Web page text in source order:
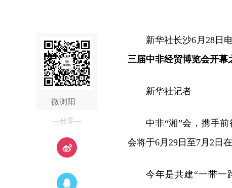
微浏阳
—分享—
新华社长沙6月28日
三届中非经贸博览会开幕
新华社记者
中非“湘”会，携手
会将于6月29日至7月2日
今年是共建“一带一